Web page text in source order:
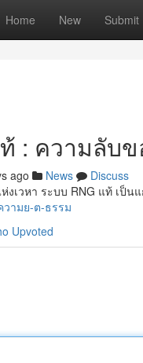
Home New Submit
: ความลับ
ago News
Discuss
เวหา ระบบ RNG แท้ เป็น
ามย-ต-ธรรม
Upvoted